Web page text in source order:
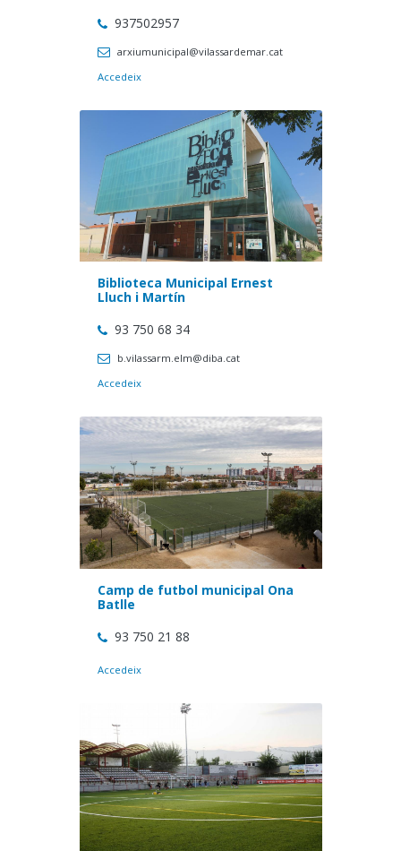
937502957
arxiumunicipal@vilassardemar.cat
Accedeix
Biblioteca Municipal Ernest
Lluch i Martín
93 750 68 34
b.vilassarm.elm@diba.cat
Accedeix
Camp de futbol municipal Ona
Batlle
93 750 21 88
Accedeix